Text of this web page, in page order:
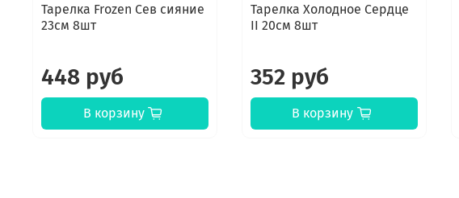
Тарелка Frozen Сев сияние
23см 8шт
448 руб
В корзину
Тарелка Холодное Сердце
II 20см 8шт
352 руб
В корзину